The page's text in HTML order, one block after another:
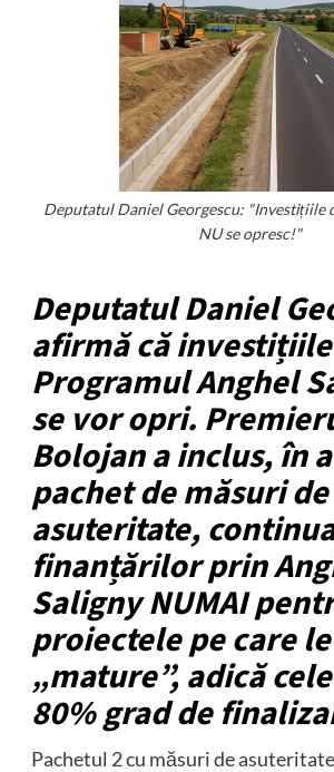
Deputatul Daniel Georgescu: "Investițiile
NU se opresc!"
Deputatul Daniel
afirmă că
Programul Anghel
se vor opri.
Bolojan a inclus, în
pachet de măsuri de
asuteritate,
finanțărilor prin
Saligny NUMAI
proiectele pe care
„mature”, adică
80% grad de
Pachetul 2 cu măsuri de